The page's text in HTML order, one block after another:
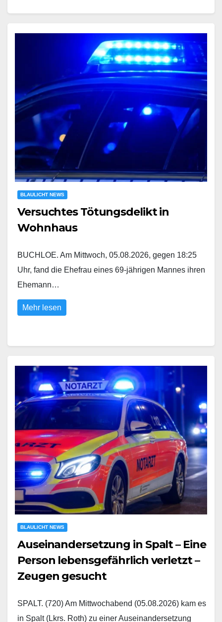
BLAULICHT NEWS
Versuchtes Tötungsdelikt in
Wohnhaus
BUCHLOE. Am Mittwoch, 05.08.2026, gegen 18:25
Uhr, fand die Ehefrau eines 69-jährigen Mannes ihren
Ehemann…
Mehr lesen
BLAULICHT NEWS
Auseinandersetzung in Spalt – Eine
Person lebensgefährlich verletzt –
Zeugen gesucht
SPALT. (720) Am Mittwochabend (05.08.2026) kam es
in Spalt (Lkrs. Roth) zu einer Auseinandersetzung